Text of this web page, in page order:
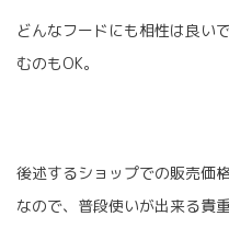
どんなフードにも相性は良い
むのもOK。
後述するショップでの販売価
なので、普段使いが出来る貴